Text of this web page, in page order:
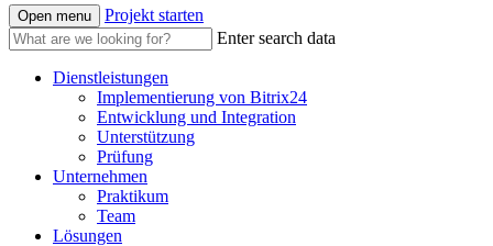
Open menu
Projekt starten
Enter search data
Dienstleistungen
Implementierung von Bitrix24
Entwicklung und Integration
Unterstützung
Prüfung
Unternehmen
Praktikum
Team
Lösungen